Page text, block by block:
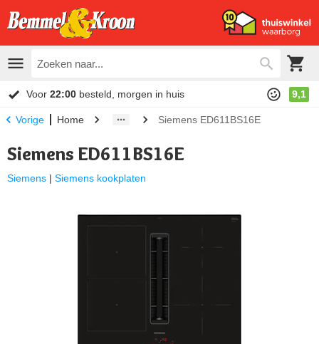
Voor 22:00 besteld, morgen in huis 9,1
Vorige Home Siemens ED611BS16E
Siemens ED611BS16E
Siemens | Siemens kookplaten